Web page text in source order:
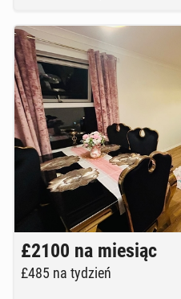
£2100 na miesiąc
£485 na tydzień